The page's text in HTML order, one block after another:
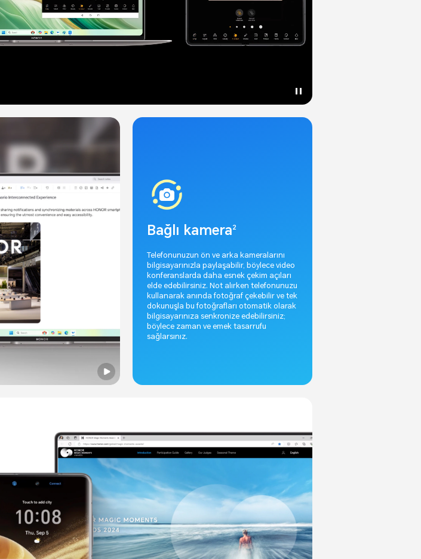
Bağlı kamera2
Telefonunuzun ön ve arka kameralarını
bilgisayarınızla paylaşabilir, böylece video
konferanslarda daha esnek çekim açıları
elde edebilirsiniz. Not alırken telefonunuzu
kullanarak anında fotoğraf çekebilir ve tek
dokunuşla bu fotoğrafları otomatik olarak
bilgisayarınıza senkronize edebilirsiniz;
böylece zaman ve emek tasarrufu
sağlarsınız.